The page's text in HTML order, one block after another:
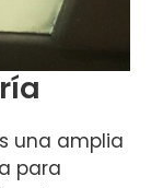
una amplia
para